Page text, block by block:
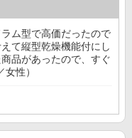
ム型で高価だったので
て縦型乾燥機能付にし
品があったので、すぐ
性）